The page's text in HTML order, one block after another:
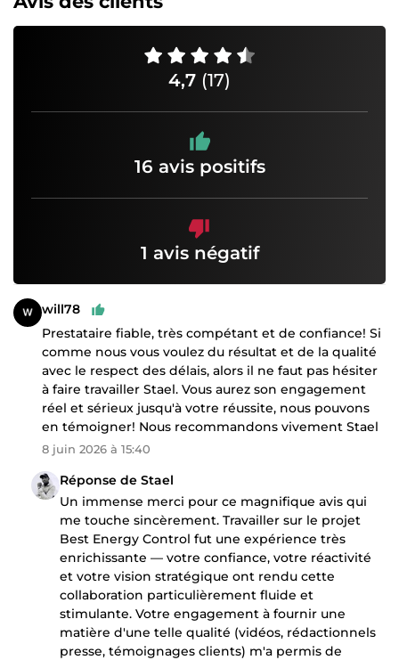
4,7 (17)
16 avis positifs
1 avis négatif
will78
Prestataire fiable, très compétant et de confiance! Si
comme nous vous voulez du résultat et de la qualité
avec le respect des délais, alors il ne faut pas hésiter
à faire travailler Stael. Vous aurez son engagement
réel et sérieux jusqu'à votre réussite, nous pouvons
en témoigner! Nous recommandons vivement Stael
8 juin 2026 à 15:40
Réponse de Stael
Un immense merci pour ce magnifique avis qui
me touche sincèrement. Travailler sur le projet
Best Energy Control fut une expérience très
enrichissante — votre confiance, votre réactivité
et votre vision stratégique ont rendu cette
collaboration particulièrement fluide et
stimulante. Votre engagement à fournir une
matière d'une telle qualité (vidéos, rédactionnels
presse, témoignages clients) m'a permis de